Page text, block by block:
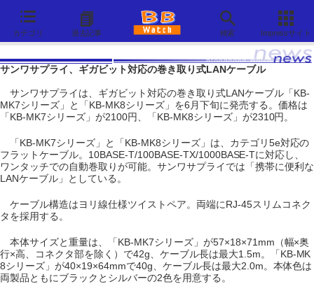
カテゴリ 過去記事 検索 Impressサイト
サンワサプライ、ギガビット対応の巻き取り式LANケーブル
サンワサプライは、ギガビット対応の巻き取り式LANケーブル「KB-
MK7シリーズ」と「KB-MK8シリーズ」を6月下旬に発売する。価格は
「KB-MK7シリーズ」が2100円、「KB-MK8シリーズ」が2310円。
「KB-MK7シリーズ」と「KB-MK8シリーズ」は、カテゴリ5e対応の
フラットケーブル。10BASE-T/100BASE-TX/1000BASE-Tに対応し、
ワンタッチでの自動巻取りが可能。サンワサプライでは「携帯に便利な
LANケーブル」としている。
ケーブル構造はヨリ線仕様ツイストペア。両端にRJ-45スリムコネク
タを採用する。
本体サイズと重量は、「KB-MK7シリーズ」が57×18×71mm（幅×奥
行×高、コネクタ部を除く）で42g、ケーブル長は最大1.5m。「KB-MK
8シリーズ」が40×19×64mmで40g、ケーブル長は最大2.0m。本体色は
両製品ともにブラックとシルバーの2色を用意する。